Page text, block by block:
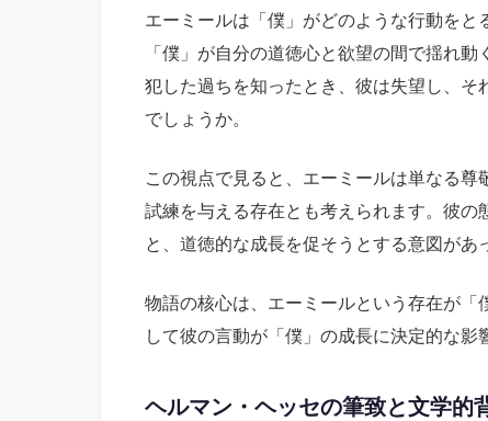
エーミールは「僕」がどのような行動をと
「僕」が自分の道徳心と欲望の間で揺れ
犯した過ちを知ったとき、彼は失望し、
でしょうか。
この視点で見ると、エーミールは単なる
試練を与える存在とも考えられます。彼
と、道徳的な成長を促そうとする意図があ
物語の核心は、エーミールという存在が
して彼の言動が「僕」の成長に決定的な影
ヘルマン・ヘッセの筆致と文学的